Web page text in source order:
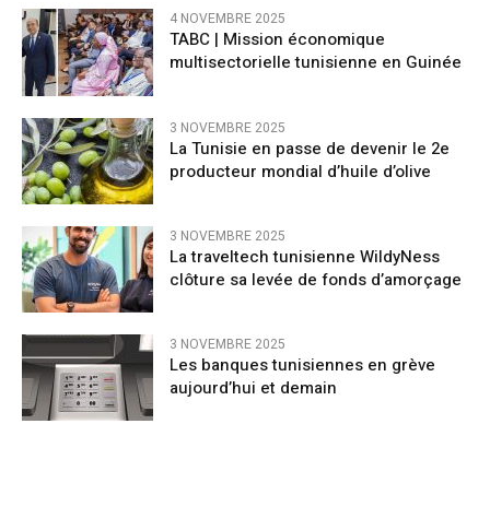
4 NOVEMBRE 2025
TABC | Mission économique
multisectorielle tunisienne en Guinée
3 NOVEMBRE 2025
La Tunisie en passe de devenir le 2e
producteur mondial d’huile d’olive
3 NOVEMBRE 2025
La traveltech tunisienne WildyNess
clôture sa levée de fonds d’amorçage
3 NOVEMBRE 2025
Les banques tunisiennes en grève
aujourd’hui et demain